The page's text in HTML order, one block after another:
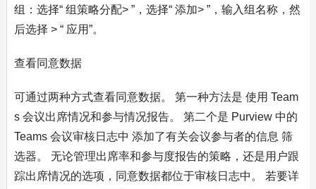
组：选择“ 组策略分配> ”，选择“ 添加> ”，输入组名称，然
后选择 > “ 应用”。
查看同意数据
可通过两种方式查看同意数据。 第一种方法是 使用 Team
s 会议出席情况和参与情况报告。 第二个是 Purview 中的
Teams 会议审核日志中 添加了有关会议参与者的信息 筛
选器。 无论管理出席率和参与度报告的策略，还是用户跟
踪出席情况的选项，同意数据都位于审核日志中。 若要详